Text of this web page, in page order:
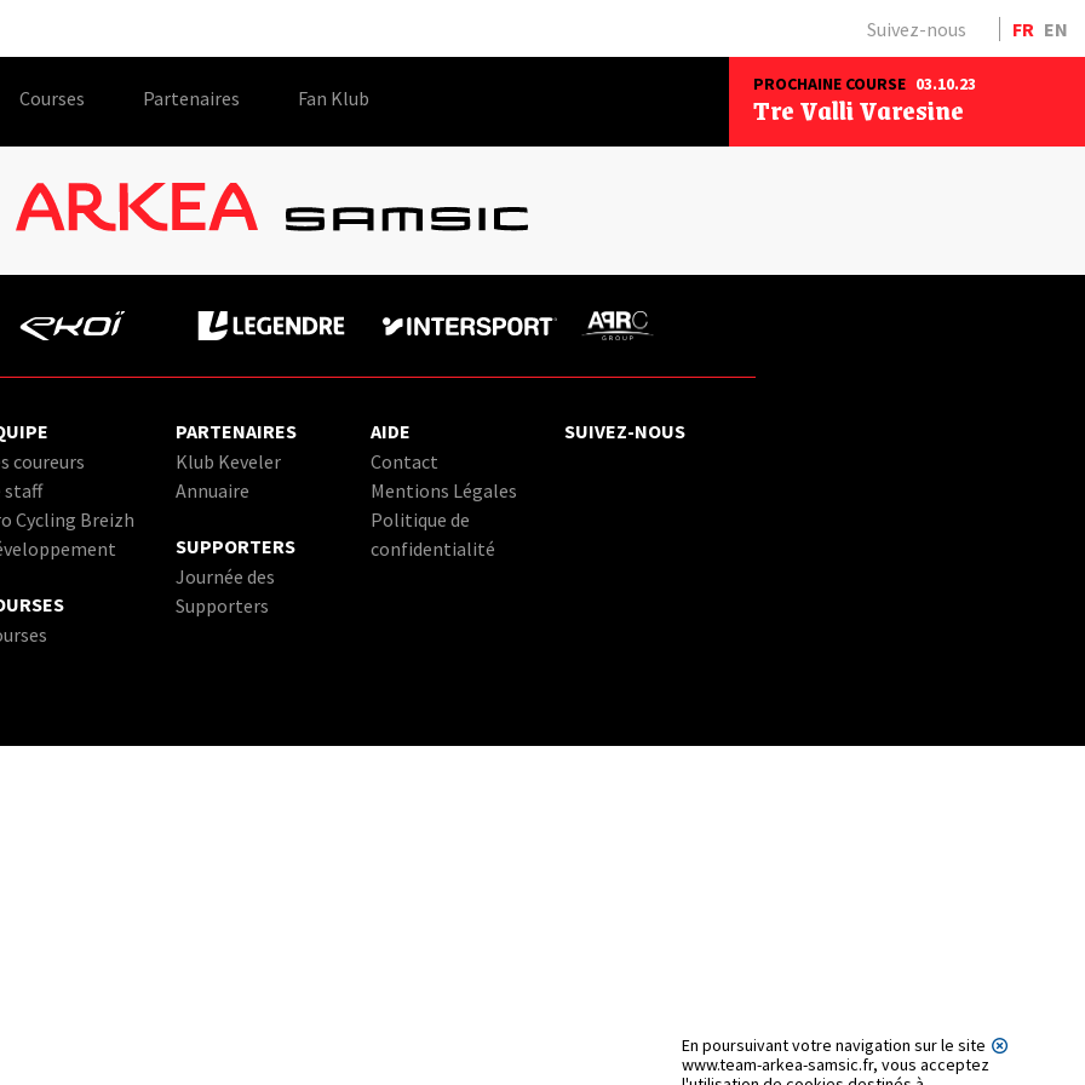
En poursuivant votre navigation sur le site
www.team-arkea-samsic.fr, vous acceptez
Suivez-nous FR EN
Courses Partenaires Fan Klub
PROCHAINE COURSE 03.10.23
Tre Valli Varesine
coureurs
staff
Cycling Breizh
PARTENAIRES
Klub Keveler
Annuaire
SUPPORTERS
Journée des
Supporters
AIDE
Contact
Mentions Légales
Politique de
confidentialité
SUIVEZ-NOUS